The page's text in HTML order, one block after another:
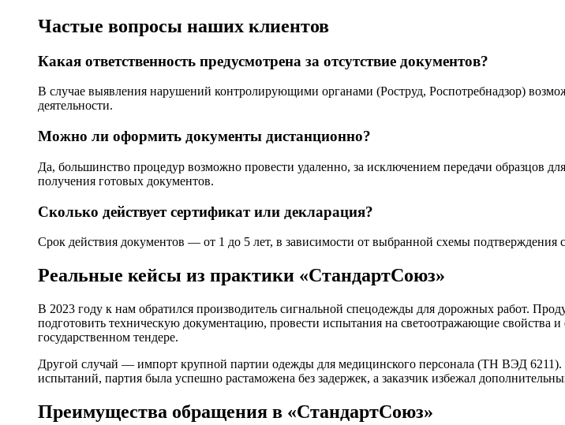
Частые вопросы наших клиентов
Какая ответственность предусмотрена за отсутствие документов?
В случае выявления нарушений контролирующими органами (Роструд, Роспотребнадзор)
деятельности.
Можно ли оформить документы дистанционно?
Да, большинство процедур возможно провести удаленно, за исключением передачи образцов
получения готовых документов.
Сколько действует сертификат или декларация?
Срок действия документов — от 1 до 5 лет, в зависимости от выбранной схемы подтверждения
Реальные кейсы из практики «СтандартСоюз»
В 2023 году к нам обратился производитель сигнальной спецодежды для дорожных работ.
подготовить техническую документацию, провести испытания на светоотражающие свойства
государственном тендере.
Другой случай — импорт крупной партии одежды для медицинского персонала (ТН ВЭД 6211).
испытаний, партия была успешно растаможена без задержек, а заказчик избежал
Преимущества обращения в «СтандартСоюз»